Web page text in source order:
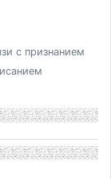
с признанием